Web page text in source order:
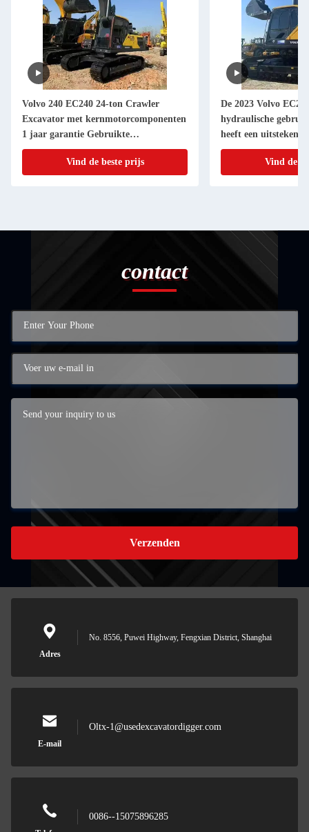
Volvo 240 EC240 24-ton Crawler
Excavator met kernmotorcomponenten
1 jaar garantie Gebruikte
grondverwerkende apparatuur
Vind de beste prijs
De 2023 Volvo
hydraulische
heeft een
Complete inventaris
Vind de
contact
Verzenden
Adres
No. 8556, Puwei Highway, Fengxian District, Shanghai
E-mail
Oltx-1@usedexcavatordigger.com
0086--15075896285